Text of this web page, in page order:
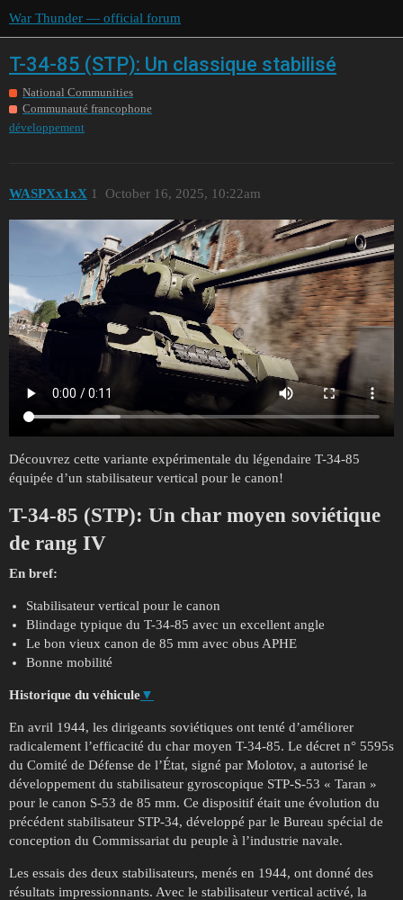
War Thunder — official forum
T-34-85 (STP): Un classique stabilisé
National Communities
Communauté francophone
développement
WASPXx1xX October 16, 2025, 10:22am
1
Découvrez cette variante expérimentale du légendaire T-34-85
équipée d’un stabilisateur vertical pour le canon!
T-34-85 (STP): Un char moyen soviétique
de rang IV
En bref:
Stabilisateur vertical pour le canon
Blindage typique du T-34-85 avec un excellent angle
Le bon vieux canon de 85 mm avec obus APHE
Bonne mobilité
Historique du véhicule▼
En avril 1944, les dirigeants soviétiques ont tenté d’améliorer
radicalement l’efficacité du char moyen T-34-85. Le décret n° 5595s
du Comité de Défense de l’État, signé par Molotov, a autorisé le
développement du stabilisateur gyroscopique STP-S-53 « Taran »
pour le canon S-53 de 85 mm. Ce dispositif était une évolution du
précédent stabilisateur STP-34, développé par le Bureau spécial de
conception du Commissariat du peuple à l’industrie navale.
Les essais des deux stabilisateurs, menés en 1944, ont donné des
résultats impressionnants. Avec le stabilisateur vertical activé, la